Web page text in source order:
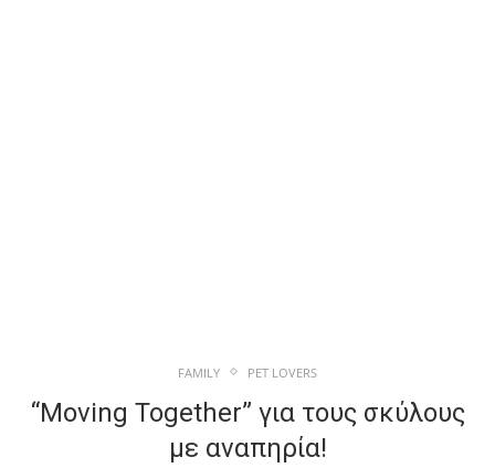
FAMILY PET LOVERS
“Moving Together” για τους σκύλους
με αναπηρία!